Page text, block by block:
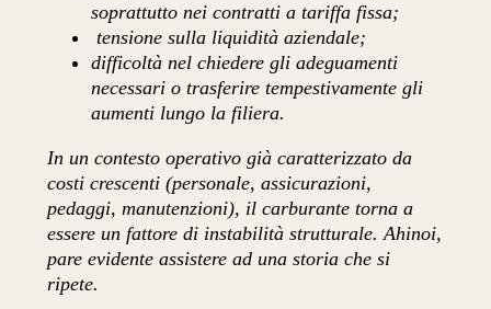
soprattutto nei contratti a tariffa fissa;
tensione sulla liquidità aziendale;
difficoltà nel chiedere gli adeguamenti
necessari o trasferire tempestivamente gli
aumenti lungo la filiera.
In un contesto operativo già caratterizzato da
costi crescenti (personale, assicurazioni,
pedaggi, manutenzioni), il carburante torna a
essere un fattore di instabilità strutturale. Ahinoi,
pare evidente assistere ad una storia che si
ripete.